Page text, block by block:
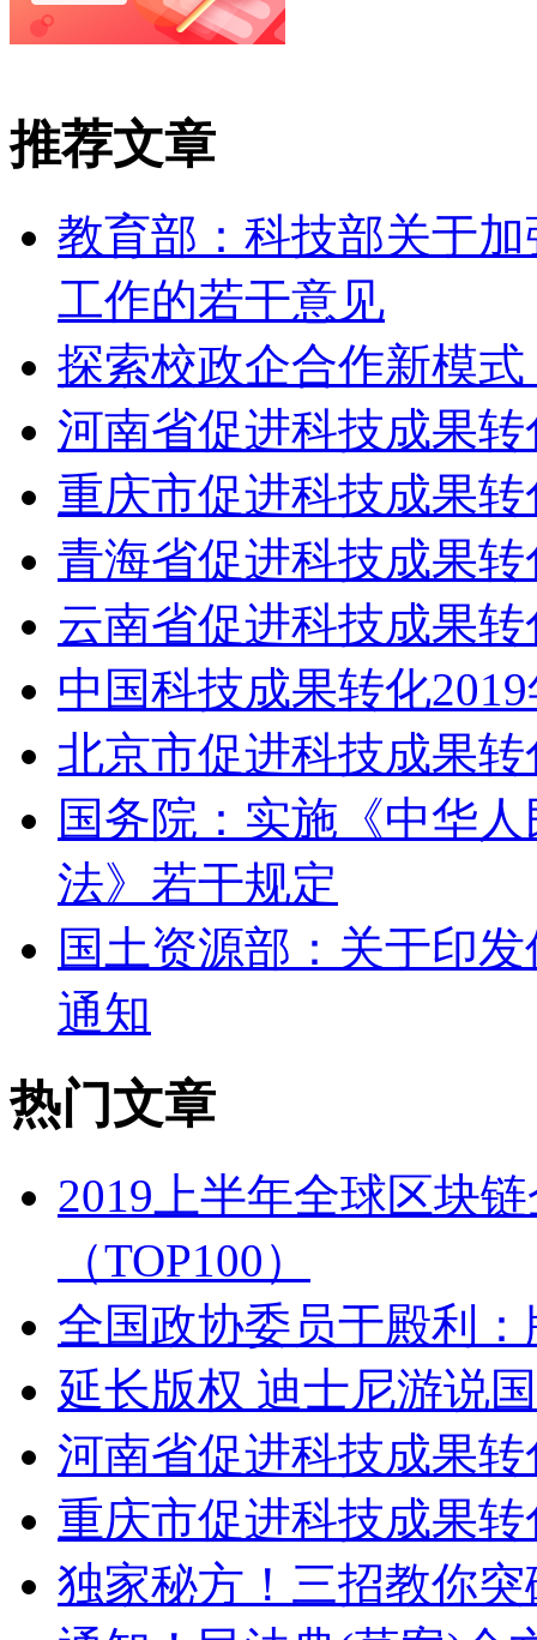
推荐文章
教育部：科技部关于
工作的若干意见
探索校政企合作新模
河南省促进科技成果
重庆市促进科技成果
青海省促进科技成果
云南省促进科技成果
中国科技成果转化
北京市促进科技成果
国务院：实施《中华
法》若干规定
国土资源部：关于印
通知
热门文章
2019上半年全球区块
（TOP100）
全国政协委员于殿利
延长版权 迪士尼游说
河南省促进科技成果
重庆市促进科技成果
独家秘方！三招教你